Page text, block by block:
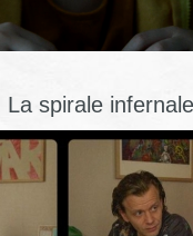
La spirale infernale